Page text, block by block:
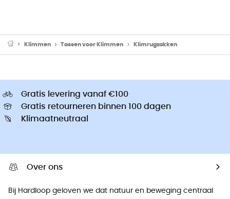
Klimmen Tassen voor Klimmen Klimrugzakken
Gratis levering vanaf €100
Gratis retourneren binnen 100 dagen
Klimaatneutraal
Over ons
Bij Hardloop geloven we dat natuur en beweging centraal